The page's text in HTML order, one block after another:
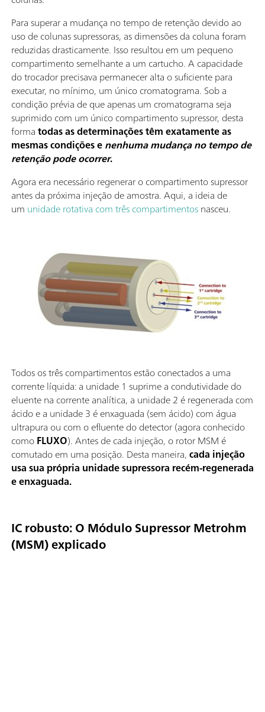
Para superar a mudança no tempo de retenção devido ao
uso de colunas supressoras, as dimensões da coluna foram
reduzidas drasticamente. Isso resultou em um pequeno
compartimento semelhante a um cartucho. A capacidade
do trocador precisava permanecer alta o suficiente para
executar, no mínimo, um único cromatograma. Sob a
condição prévia de que apenas um cromatograma seja
suprimido com um único compartimento supressor, desta
formatodas as determinações têm exatamente as
mesmas condições enenhuma mudança no tempo de
retenção pode ocorrer.
Agora era necessário regenerar o compartimento supressor
antes da próxima injeção de amostra. Aqui, a ideia de
um unidade rotativa com três compartimentosnasceu.
Todos os três compartimentos estão conectados a uma
corrente líquida: a unidade 1 suprime a condutividade do
eluente na corrente analítica, a unidade 2 é regenerada com
ácido e a unidade 3 é enxaguada (sem ácido) com água
ultrapura ou com o efluente do detector (agora conhecido
comoFLUXO). Antes de cada injeção, o rotor MSM é
comutado em uma posição. Desta maneira,cada injeção
usa sua própria unidade supressora recém-regenerada
e enxaguada.
IC robusto: O Módulo Supressor Metrohm
(MSM) explicado